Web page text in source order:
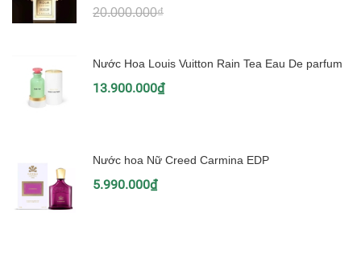
20.000.000₫
Nước Hoa Louis Vuitton Rain Tea Eau De parfum
13.900.000₫
Nước hoa Nữ Creed Carmina EDP
5.990.000₫